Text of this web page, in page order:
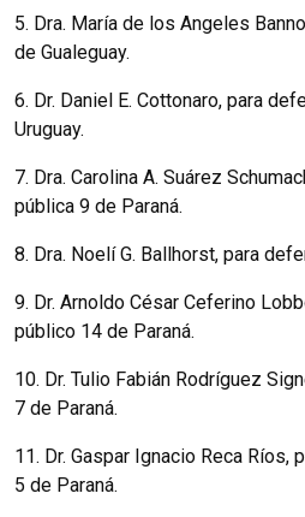
5. Dra. María de los Angeles
de Gualeguay.
6. Dr. Daniel E. Cottonaro, para
Uruguay.
7. Dra. Carolina A. Suárez
pública 9 de Paraná.
8. Dra. Noelí G. Ballhorst, para
9. Dr. Arnoldo César Ceferino
público 14 de Paraná.
10. Dr. Tulio Fabián Rodríguez
7 de Paraná.
11. Dr. Gaspar Ignacio Reca
5 de Paraná.